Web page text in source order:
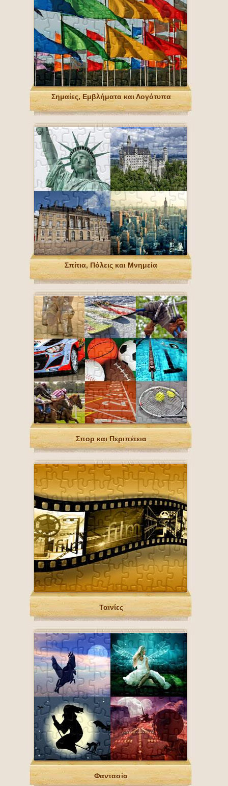
Σημαίες, Εμβλήματα και Λογότυπα
Σπίτια, Πόλεις και Μνημεία
Σπορ και Περιπέτεια
Ταινίες
Φαντασία